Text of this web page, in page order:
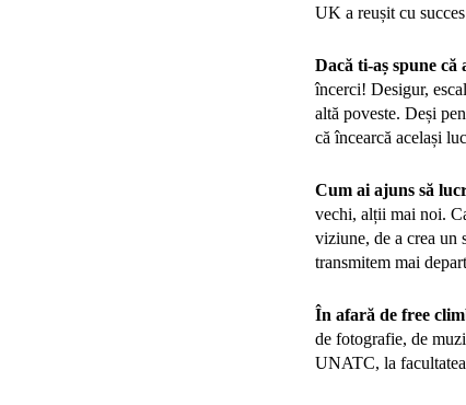
UK a reușit cu
Dacă ti-aș spune că
încerci! Desigur,
altă poveste. Deși
că încearcă același
Cum ai ajuns să
vechi, alții mai noi.
viziune, de a crea un
transmitem mai
În afară de free
de fotografie, de
UNATC, la